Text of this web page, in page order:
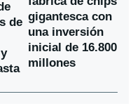
de gigantesca con
una inversión
inicial de 16.800
millones